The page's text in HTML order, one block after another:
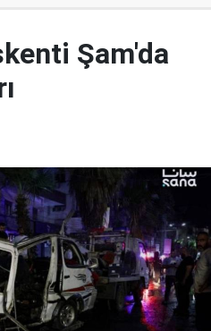
Şam'da